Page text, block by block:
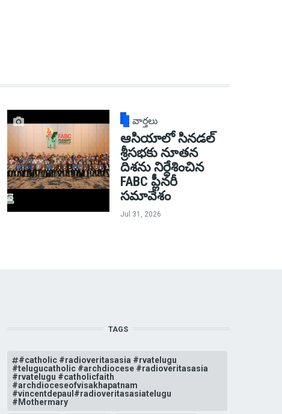
వార్తలు
ఆసియాలో సినడల్
శ్రీసభకు నూతన
దిశను నిర్దేశించిన
FABC ప్లీనరీ
సమావేశం
Jul 31, 2026
TAGS
#catholic #radioveritasasia #rvatelugu
#telugucatholic #archdiocese #radioveritasasia
#rvatelugu #catholicfaith
#archdioceseofvisakhapatnam
#vincentdepaul#radioveritasasiatelugu
#Mothermary